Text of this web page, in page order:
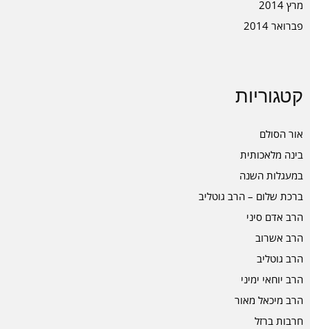
מרץ 2014
פברואר 2014
קטגוריות
אור הסולם
בינה מלאכותית
במעגלות השנה
ברכת שלום – הרב גוטליב
הרב אדם סיני
הרב אשרוב
הרב גוטליב
הרב יוחאי ימיני
הרב מיכאל מאור
חרבות ברזל